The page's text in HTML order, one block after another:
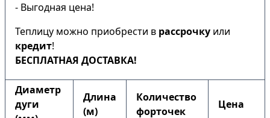
- Выгодная цена!
Теплицу можно приобрести в рассрочку или
кредит!
БЕСПЛАТНАЯ ДОСТАВКА!
Диаметр
дуги
Длина
(м)
Количество
форточек
Цена